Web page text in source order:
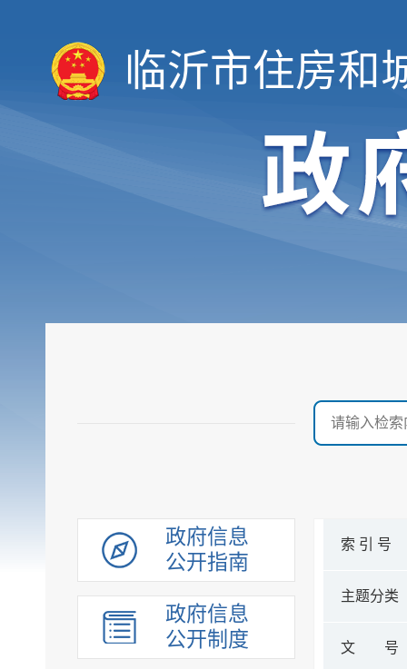
临沂市住房和
政府信息
公开指南
政府信息
公开制度
索 引 号
主题分类
文 号